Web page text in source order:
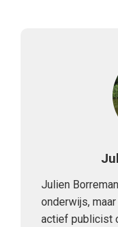
Julien
onderwijs,
actief publicist